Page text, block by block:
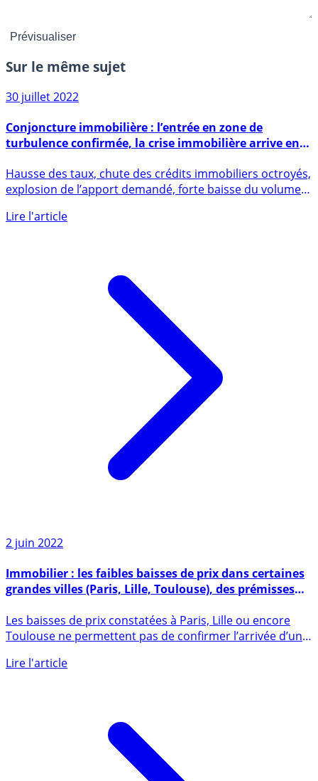
Sur le même sujet
30 juillet 2022
turbulence confirmée, la crise immobilière arrive en
France
explosion de l’apport demandé, forte baisse du volume
2 juin 2022
grandes villes (Paris, Lille, Toulouse), des prémisses
d’une crise immobilière en France
Les baisses de prix constatées à Paris, Lille ou encore
Toulouse ne permettent pas de confirmer l’arrivée d’une